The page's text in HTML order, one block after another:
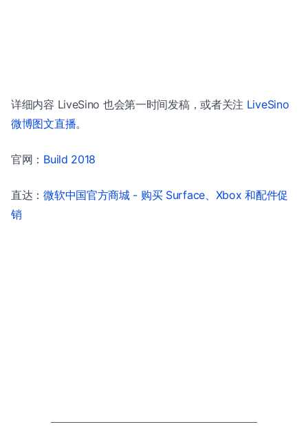
详细内容 LiveSino 也会第一时间发稿，或者关注 LiveSino
微博图文直播。
官网： Build 2018
直达：微软中国官方商城 - 购买 Surface、Xbox 和配件促
销